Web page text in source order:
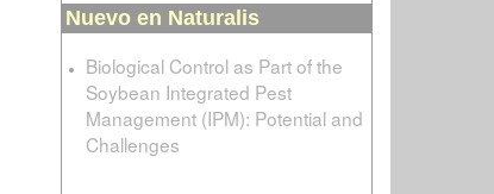
Nuevo en Naturalis
Biological Control as Part of the
Soybean Integrated Pest
Management (IPM): Potential and
Challenges